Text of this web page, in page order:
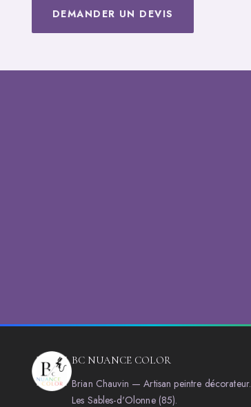
DEMANDER UN DEVIS
BC NUANCE COLOR
Brian Chauvin — Artisan peintre décorateur.
Les Sables-d'Olonne (85).